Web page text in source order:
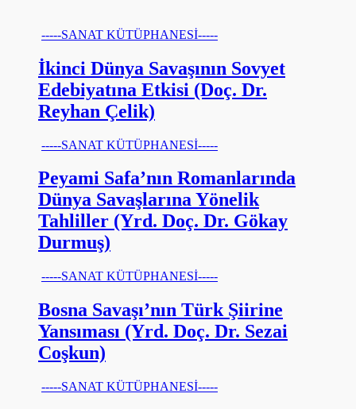
-----SANAT KÜTÜPHANESİ-----
İkinci Dünya Savaşının Sovyet
Edebiyatına Etkisi (Doç. Dr.
Reyhan Çelik)
-----SANAT KÜTÜPHANESİ-----
Peyami Safa’nın Romanlarında
Dünya Savaşlarına Yönelik
Tahliller (Yrd. Doç. Dr. Gökay
Durmuş)
-----SANAT KÜTÜPHANESİ-----
Bosna Savaşı’nın Türk Şiirine
Yansıması (Yrd. Doç. Dr. Sezai
Coşkun)
-----SANAT KÜTÜPHANESİ-----